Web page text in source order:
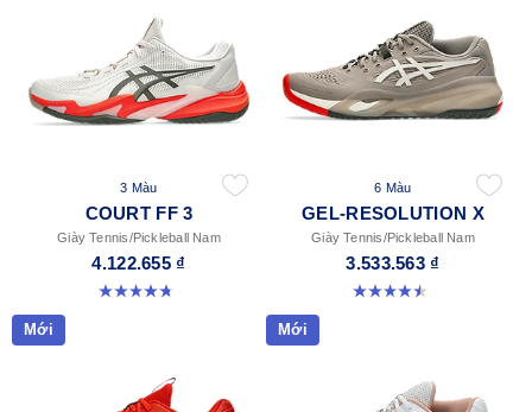
3 Màu
COURT FF 3
Giày Tennis/Pickleball Nam
4.122.655 ₫
4.7 trong số 5 sao. 203 đánh giá
6 Màu
GEL-RESOLUTION X
Giày Tennis/Pickleball Nam
3.533.563 ₫
4.5 trong số 5 sao. 226 đánh giá
Mới Mới